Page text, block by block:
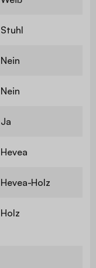
Stuhl
Nein
Nein
Ja
Hevea
Hevea-Holz
Holz